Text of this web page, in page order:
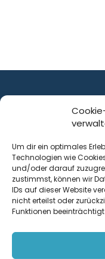
Um dir ein optimales
Technologien wie
und/oder darauf
zustimmst, können wir
IDs auf dieser Website
nicht erteilst oder
Funktionen